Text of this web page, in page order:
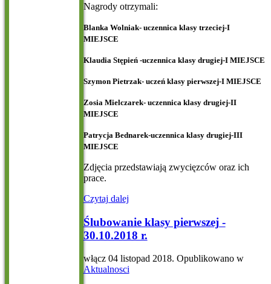
Nagrody otrzymali:
Blanka Wolniak- uczennica klasy trzeciej-I
MIEJSCE
Klaudia Stępień -uczennica klasy drugiej-I MIEJSCE
Szymon Pietrzak- uczeń klasy pierwszej-I MIEJSCE
Zosia Mielczarek- uczennica klasy drugiej-II
MIEJSCE
Patrycja Bednarek-uczennica klasy drugiej-III
MIEJSCE
Zdjęcia przedstawiają zwycięzców oraz ich
prace.
Czytaj dalej
Ślubowanie klasy pierwszej -
30.10.2018 r.
włącz 04 listopad 2018. Opublikowano w
Aktualnosci